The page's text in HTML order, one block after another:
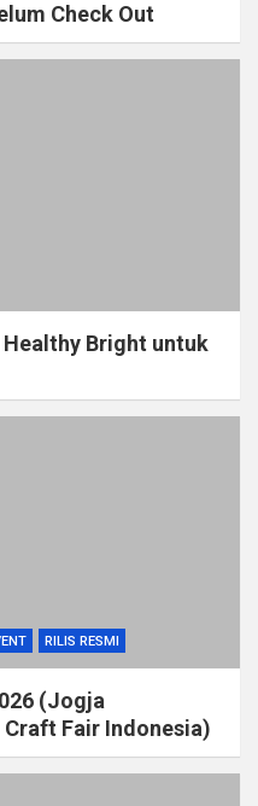
Check Out
Bright untuk
RILIS RESMI
(Jogja
Fair Indonesia)